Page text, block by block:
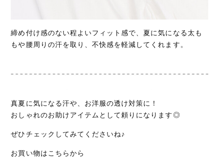
締め付け感のない程よいフィット感で、夏に気になる太も
もや腰周りの汗を取り、不快感を軽減してくれます。
真夏に気になる汗や、お洋服の透け対策に！
おしゃれのお助けアイテムとして頼りになります◎
ぜひチェックしてみてくださいね♪
お買い物はこちらから